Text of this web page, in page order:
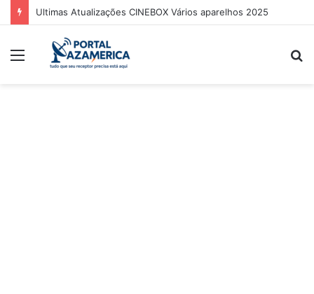
Ultimas Atualizações CINEBOX Vários aparelhos 2025